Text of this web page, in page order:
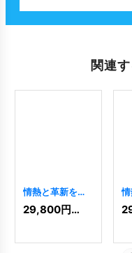
関連
情熱と革新を象
徴するPロゴ
[7903]
29,800円(税込)
ゴ